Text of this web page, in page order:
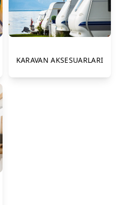
KARAVAN AKSESUARLARI